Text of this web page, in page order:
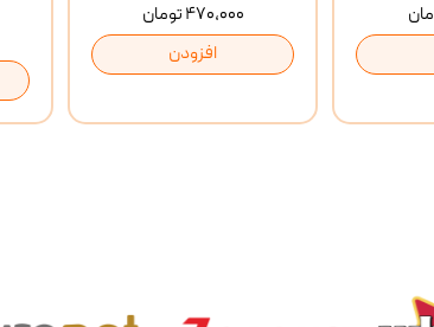
۴۷۰,۰۰۰ تومان
افزودن